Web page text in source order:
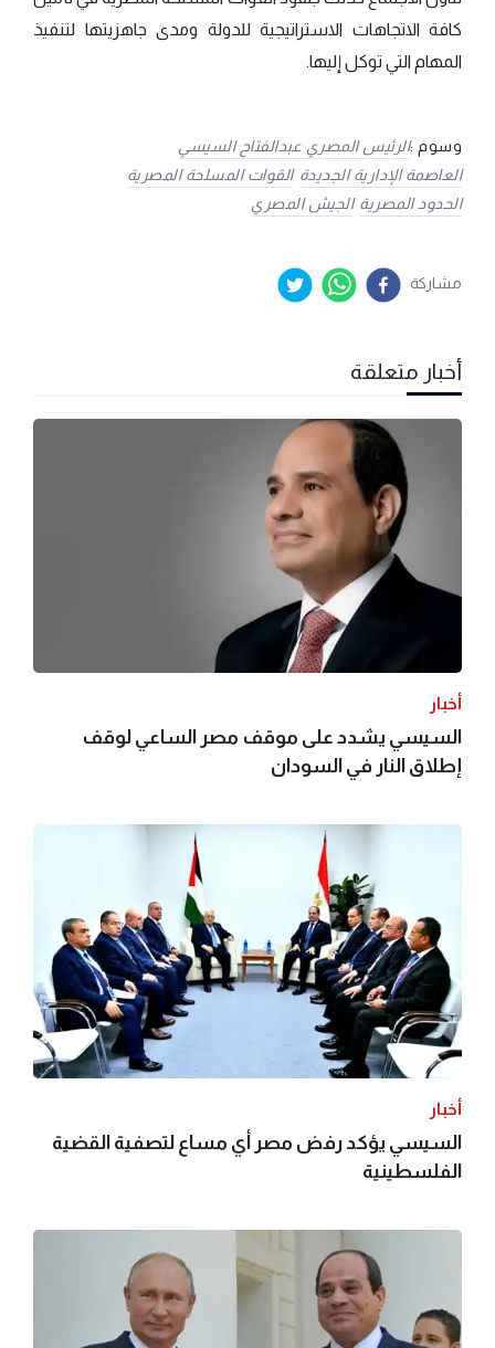
كافة الاتجاهات الاستراتيجية للدولة ومدى جاهزيتها لتنفيذ
المهام التي توكل إليها.
وسوم :الرئيس المصري عبدالفتاح السيسي
العاصمة الإدارية الجديدة القوات المسلحة المصرية
الحدود المصرية الجيش المصري
مشاركة
أخبار متعلقة
أخبار
السيسي يشدد على موقف مصر الساعي لوقف
إطلاق النار في السودان
أخبار
السيسي يؤكد رفض مصر أي مساع لتصفية القضية
الفلسطينية